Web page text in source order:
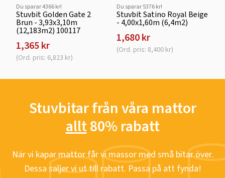
Du sparar 4366 kr!
Stuvbit Golden Gate 2
Brun - 3,93x3,10m
(12,183m2) 100117
1,365 kr
(Ord. pris: 6,823 kr)
Du sparar 5376 kr!
Stuvbit Satino Royal Beige
- 4,00x1,60m (6,4m2)
1,680 kr
(Ord. pris: 8,400 kr)
Stuvbitar från våra mattor
allt80% rabatt
När vi kapar mattor får vi massor med små bitar över.
Dessa säljer vi ut till rabatt. Passa på att fynda!